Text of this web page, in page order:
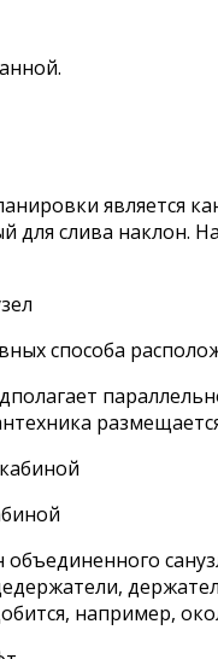
является
для слива наклон.
способа
например,